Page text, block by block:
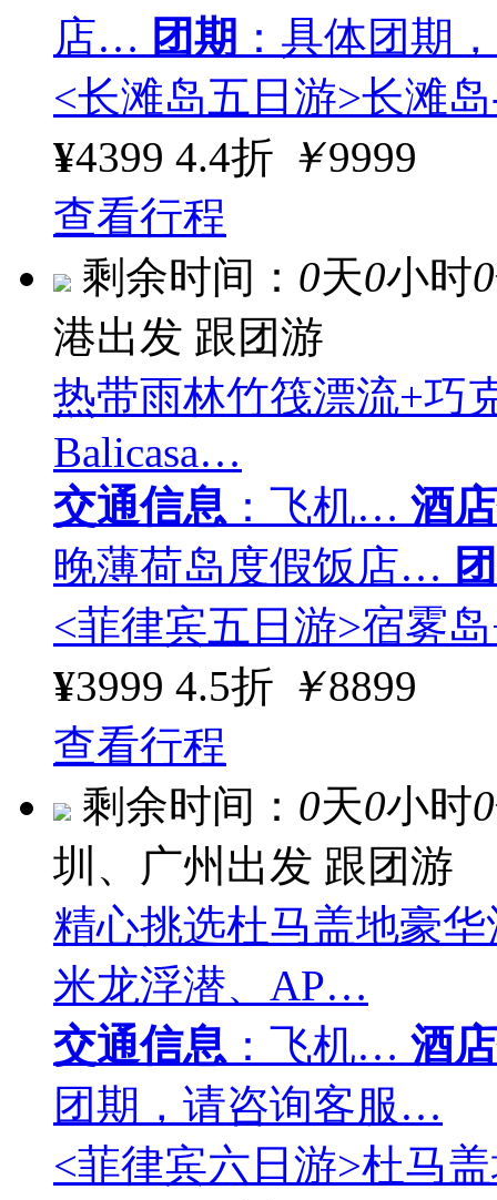
店… 团期 ：具体团期
<长滩岛五日游>长滩
¥4399 4.4折 ￥9999
查看行程
剩余时间： 0天0小时0
港出发 跟团游
热带雨林竹筏漂流+巧
Balicasa…
交通信息 ：飞机… 酒
晚薄荷岛度假饭店…
<菲律宾五日游>宿雾
¥3999 4.5折 ￥8899
查看行程
剩余时间： 0天0小时0
圳、广州出发 跟团游
精心挑选杜马盖地豪
米龙浮潜、AP…
交通信息 ：飞机… 酒
团期，请咨询客服…
<菲律宾六日游>杜马